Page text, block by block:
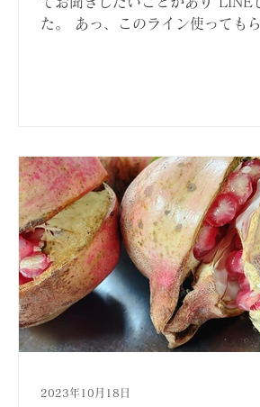
た。 あっ、このライン使ってもら
2023年10月18日